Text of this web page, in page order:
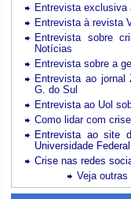
Entrevista exclusiva
Entrevista à revista
Entrevista sobre
Notícias
Entrevista sobre a
Entrevista ao
G. do Sul
Entrevista ao Uol
Como lidar com
Entrevista ao site
Universidade
Crise nas redes
Veja